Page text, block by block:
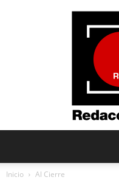
Inicio Al Cierre